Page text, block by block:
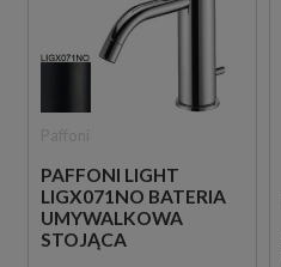
PAFFONI LIGHT
LIGX071NO BATERIA
UMYWALKOWA
STOJĄCA